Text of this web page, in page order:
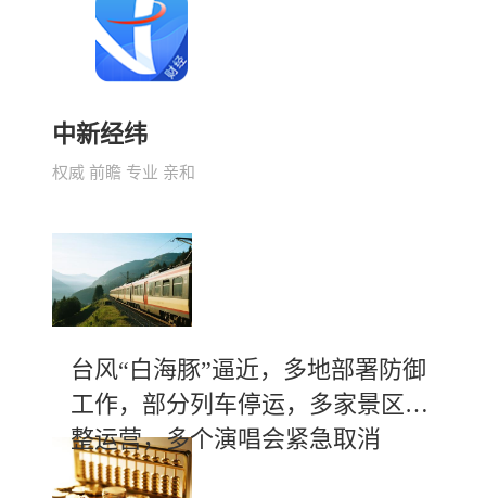
中新经纬
权威 前瞻 专业 亲和
台风“白海豚”逼近，多地部署防御
工作，部分列车停运，多家景区调
整运营，多个演唱会紧急取消